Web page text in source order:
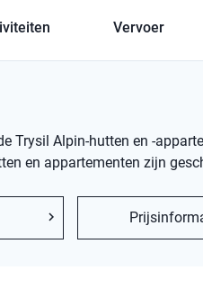
Vervoer
Trysil Alpin-hutten en -
en appartementen zijn